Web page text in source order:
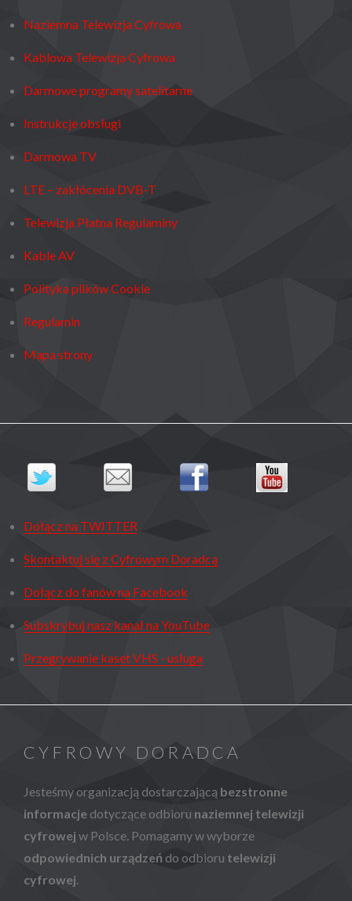
Naziemna Telewizja Cyfrowa
Kablowa Telewizja Cyfrowa
Darmowe programy satelitarne
Instrukcje obsługi
Darmowa TV
LTE – zakłócenia DVB-T
Telewizja Płatna Regulaminy
Kable AV
Polityka plików Cookie
Regulamin
Mapa strony
Dołącz na TWITTER
Skontaktuj się z Cyfrowym Doradcą
Dołącz do fanów na Facebook
Subskrybuj nasz kanał na YouTube
Przegrywanie kaset VHS - usługa
CYFROWY DORADCA
Jesteśmy organizacją dostarczającą bezstronne
informacje dotyczące odbioru naziemnej telewizji
cyfrowej w Polsce. Pomagamy w wyborze
odpowiednich urządzeń do odbioru telewizji
cyfrowej.